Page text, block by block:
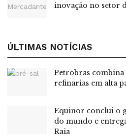
O salário mínimo, por exemplo,
do INSS são reajustados com
dezembro.
inflação INPC
inovação no setor
ÚLTIMAS NOTÍCIAS
Petrobras
refinarias em alta
Equinor conclui o
do mundo e
Raia